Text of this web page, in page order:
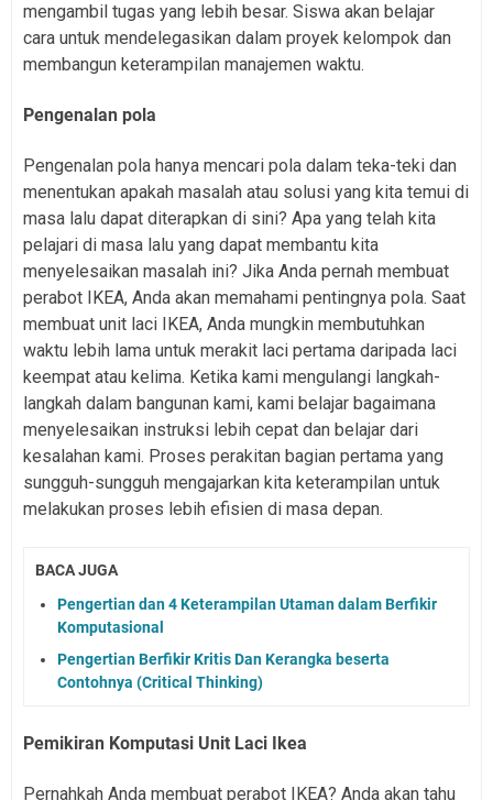
mengambil tugas yang lebih besar. Siswa akan belajar
cara untuk mendelegasikan dalam proyek kelompok dan
membangun keterampilan manajemen waktu.
Pengenalan pola
Pengenalan pola hanya mencari pola dalam teka-teki dan
menentukan apakah masalah atau solusi yang kita temui di
masa lalu dapat diterapkan di sini? Apa yang telah kita
pelajari di masa lalu yang dapat membantu kita
menyelesaikan masalah ini? Jika Anda pernah membuat
perabot IKEA, Anda akan memahami pentingnya pola. Saat
membuat unit laci IKEA, Anda mungkin membutuhkan
waktu lebih lama untuk merakit laci pertama daripada laci
keempat atau kelima. Ketika kami mengulangi langkah-
langkah dalam bangunan kami, kami belajar bagaimana
menyelesaikan instruksi lebih cepat dan belajar dari
kesalahan kami. Proses perakitan bagian pertama yang
sungguh-sungguh mengajarkan kita keterampilan untuk
melakukan proses lebih efisien di masa depan.
BACA JUGA
Pengertian dan 4 Keterampilan Utaman dalam Berfikir
Komputasional
Pengertian Berfikir Kritis Dan Kerangka beserta
Contohnya (Critical Thinking)
Pemikiran Komputasi Unit Laci Ikea
Pernahkah Anda membuat perabot IKEA? Anda akan tahu